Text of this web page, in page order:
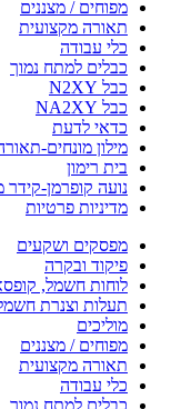
מפוחים / מצננים
תאורה מקצועית
כלי עבודה
כבלים למתח נמוך
כבל N2XY
כבל NA2XY
כדאי לדעת
מילון מונחים-
בית רימון
נועה קופרמן-קידר
מדיניות פרטיות
מפסקים ושקעים
פיקוד ובקרה
לוחות חשמל,
תעלות וצנרת
מוליכים
מפוחים / מצננים
תאורה מקצועית
כלי עבודה
כבלים למתח נמוך